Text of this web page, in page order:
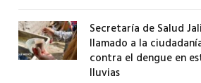
Secretaría de Salud
llamado a la
contra el dengue en
lluvias